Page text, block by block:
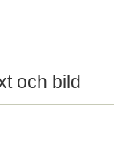
och bild